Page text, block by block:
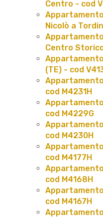
Centro - cod
Nicolò a
Centro
(TE) - cod
cod M4231H
cod M4229G
cod M4230H
cod M4177H
cod M4168H
cod M4167H